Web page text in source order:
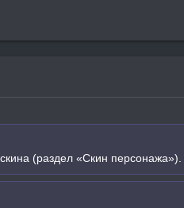
(раздел «Скин персонажа»).